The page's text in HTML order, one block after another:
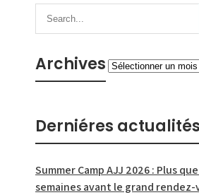
ArchivesArchives
Derniéres actualités
Summer Camp AJJ 2026 : Plus
semaines avant le grand rendez-